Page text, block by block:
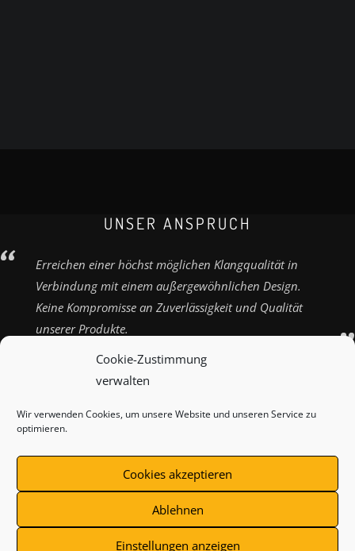
Cookie-Zustimmung
verwalten
Wir verwenden Cookies, um unsere Website und unseren Service zu
optimieren.
Cookies akzeptieren
Ablehnen
Einstellungen anzeigen
UNSER ANSPRUCH
Erreichen einer höchst möglichen Klangqualität in
Verbindung mit einem außergewöhnlichen Design.
Keine Kompromisse an Zuverlässigkeit und Qualität
unserer Produkte.
ZAHLUNGSARTEN
IMPRESSUM
AGB
WIDERRUFSBELEHRUNG
DATENSCHUTZ
COOKIE-RICHTLINIE (EU)